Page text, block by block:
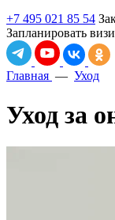
+7 495 021 85 54
Запланировать
Главная — Уход
Уход за